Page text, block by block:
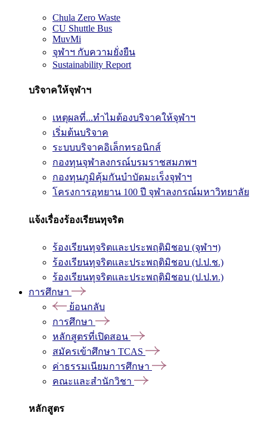
Chula Zero Waste
CU Shuttle Bus
MuvMi
จุฬาฯ กับความยั่งยืน
Sustainability Report
บริจาคให้จุฬาฯ
เหตุผลที่...ทำไมต้องบริจาคให้จุฬาฯ
เริ่มต้นบริจาค
ระบบบริจาคอิเล็กทรอนิกส์
กองทุนจุฬาลงกรณ์บรมราชสมภพฯ
กองทุนภูมิคุ้มกันบำบัดมะเร็งจุฬาฯ
โครงการอุทยาน 100 ปี จุฬาลงกรณ์มหาวิทยาลัย
แจ้งเรื่องร้องเรียนทุจริต
ร้องเรียนทุจริตและประพฤติมิชอบ (จุฬาฯ)
ร้องเรียนทุจริตและประพฤติมิชอบ (ป.ป.ช.)
ร้องเรียนทุจริตและประพฤติมิชอบ (ป.ป.ท.)
การศึกษา
ย้อนกลับ
การศึกษา
หลักสูตรที่เปิดสอน
สมัครเข้าศึกษา TCAS
ค่าธรรมเนียมการศึกษา
คณะและสำนักวิชา
หลักสูตร